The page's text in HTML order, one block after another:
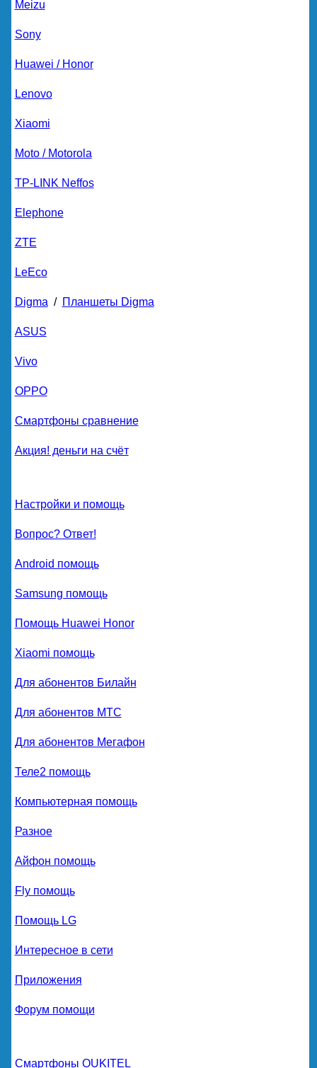
Meizu
Sony
Huawei / Honor
Lenovo
Xiaomi
Moto / Motorola
TP-LINK Neffos
Elephone
ZTE
LeEco
Digma / Планшеты Digma
ASUS
Vivo
OPPO
Смартфоны сравнение
Акция! деньги на счёт
Настройки и помощь
Вопрос? Ответ!
Android помощь
Samsung помощь
Помощь Huawei Honor
Xiaomi помощь
Для абонентов Билайн
Для абонентов МТС
Для абонентов Мегафон
Теле2 помощь
Компьютерная помощь
Разное
Айфон помощь
Fly помощь
Помощь LG
Интересное в сети
Приложения
Форум помощи
Смартфоны OUKITEL